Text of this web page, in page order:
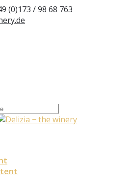
(0)173 / 98 68 763